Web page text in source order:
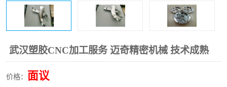
武汉塑胶CNC加工服务 迈奇精密机械 技术成熟
价格： 面议